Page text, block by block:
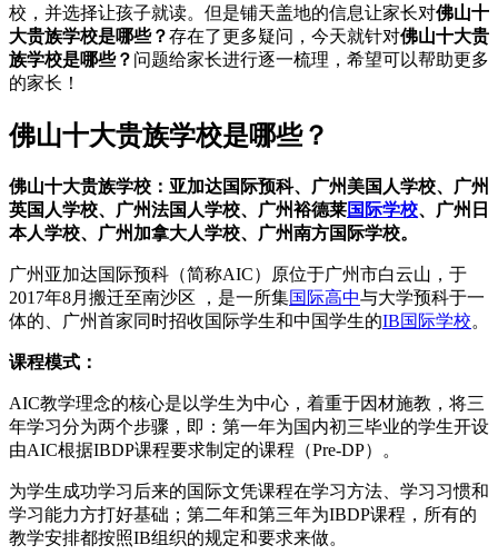
校，并选择让孩子就读。但是铺天盖地的信息让家长对佛山十
大贵族学校是哪些？存在了更多疑问，今天就针对佛山十大贵
族学校是哪些？ 问题给家长进行逐一梳理，希望可以帮助更多
的家长！
佛山十大贵族学校是哪些？
佛山十大贵族学校：亚加达国际预科、广州美国人学校、广州
英国人学校、广州法国人学校、广州裕德莱国际学校、广州日
本人学校、广州加拿大人学校、广州南方国际学校。
广州亚加达国际预科（简称AIC）原位于广州市白云山，于
2017年8月搬迁至南沙区 ，是一所集国际高中与大学预科于一
体的、广州首家同时招收国际学生和中国学生的IB国际学校。
课程模式：
AIC教学理念的核心是以学生为中心，着重于因材施教，将三
年学习分为两个步骤，即：第一年为国内初三毕业的学生开设
由AIC根据IBDP课程要求制定的课程（Pre-DP）。
为学生成功学习后来的国际文凭课程在学习方法、学习习惯和
学习能力方打好基础；第二年和第三年为IBDP课程，所有的
教学安排都按照IB组织的规定和要求来做。